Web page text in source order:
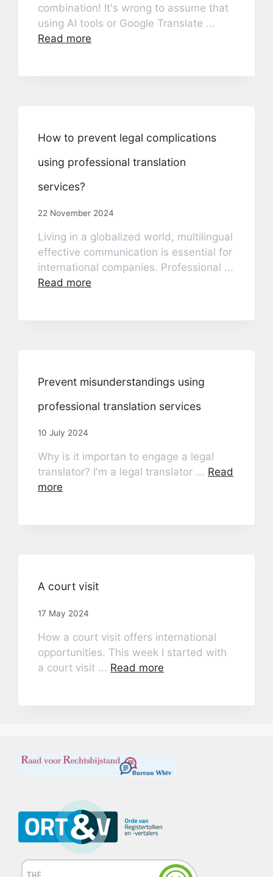
combination! It's wrong to assume that
using AI tools or Google Translate ...
Read more
How to prevent legal complications
using professional translation
services?
22 November 2024
Living in a globalized world, multilingual
effective communication is essential for
international companies. Professional ...
Read more
Prevent misunderstandings using
professional translation services
10 July 2024
Why is it importan to engage a legal
translator? I'm a legal translator ... Read
more
A court visit
17 May 2024
How a court visit offers international
opportunities. This week I started with
a court visit ... Read more